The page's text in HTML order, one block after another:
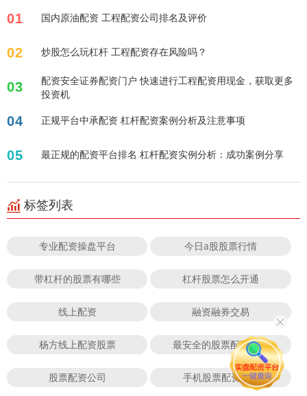
01 国内原油配资 工程配资公司排名及评价
02 炒股怎么玩杠杆 工程配资存在风险吗？
03
配资安全证券配资门户 快速进行工程配资用现金，获取更多
投资机
04 正规平台中承配资 杠杆配资案例分析及注意事项
05 最正规的配资平台排名 杠杆配资实例分析：成功案例分享
标签列表
专业配资操盘平台 今日a股股票行情
带杠杆的股票有哪些 杠杆股票怎么开通
线上配资 融资融券交易
杨方线上配资股票 最安全的股票配资平台
股票配资公司 手机股票配资app